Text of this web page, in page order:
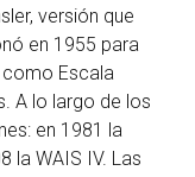
versión que
en 1955 para
Escala
A lo largo de los
en 1981 la
la WAIS IV. Las